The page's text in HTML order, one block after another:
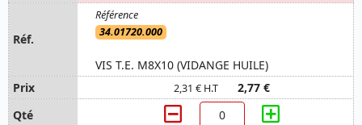
34.01720.000
VIS T.E. M8X10 (VIDANGE HUILE)
2,31 € H.T 2,77 €